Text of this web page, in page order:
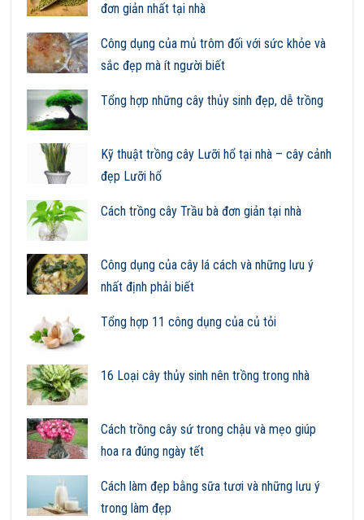
đơn giản nhất tại nhà
Công dụng của mủ trôm đối với sức khỏe và
sắc đẹp mà ít người biết
Tổng hợp những cây thủy sinh đẹp, dễ trồng
Kỹ thuật trồng cây Lưỡi hổ tại nhà – cây cảnh
đẹp Lưỡi hổ
Cách trồng cây Trầu bà đơn giản tại nhà
Công dụng của cây lá cách và những lưu ý
nhất định phải biết
Tổng hợp 11 công dụng của củ tỏi
16 Loại cây thủy sinh nên trồng trong nhà
Cách trồng cây sứ trong chậu và mẹo giúp
hoa ra đúng ngày tết
Cách làm đẹp bằng sữa tươi và những lưu ý
trong làm đẹp